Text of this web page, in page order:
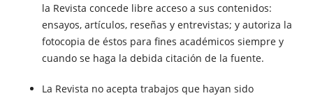
la Revista concede libre acceso a sus contenidos:
ensayos, artículos, reseñas y entrevistas; y autoriza la
fotocopia de éstos para fines académicos siempre y
cuando se haga la debida citación de la fuente.
La Revista no acepta trabajos que hayan sido